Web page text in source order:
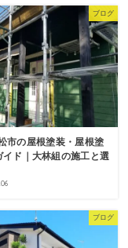
ブログ
市の屋根塗装・屋根塗
イド｜大林組の施工と選
ブログ